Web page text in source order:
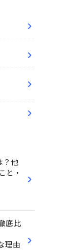
？他
と・
底比
理由